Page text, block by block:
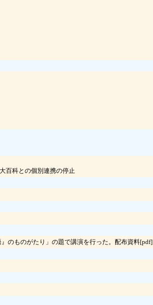
百科との個別連携の停止
のものがたり」の題で講演を行った。配布資料[pdf]